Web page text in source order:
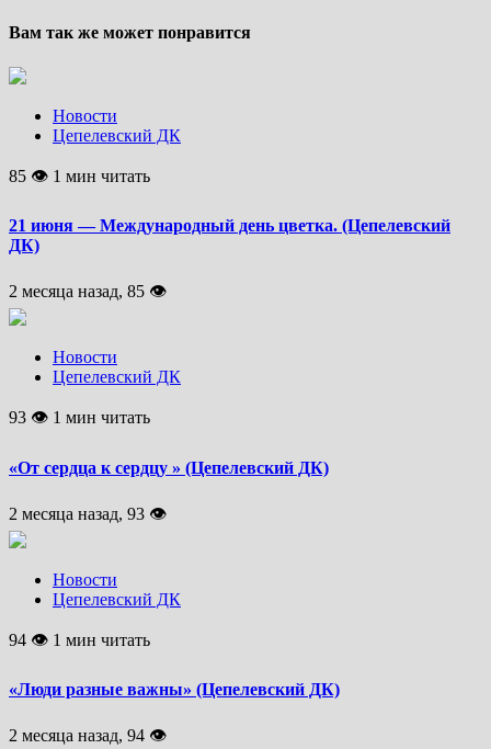
Вам так же может понравится
Новости
Цепелевский ДК
85 👁 1 мин читать
21 июня — Международный день цветка. (Цепелевский
ДК)
2 месяца назад, 85 👁
Новости
Цепелевский ДК
93 👁 1 мин читать
«От сердца к сердцу » (Цепелевский ДК)
2 месяца назад, 93 👁
Новости
Цепелевский ДК
94 👁 1 мин читать
«Люди разные важны» (Цепелевский ДК)
2 месяца назад, 94 👁